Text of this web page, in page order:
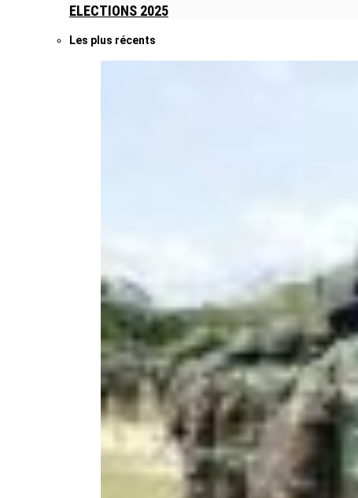
ELECTIONS 2025
Les plus récents